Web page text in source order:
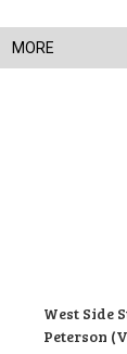
MORE
West Side
Peterson